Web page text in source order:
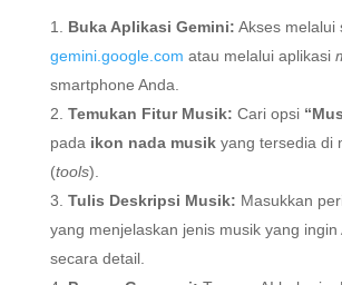
Buka Aplikasi Gemini: Akses melalui
gemini.google.com atau melalui aplikasi
smartphone Anda.
Temukan Fitur Musik: Cari opsi
pada ikon nada musikyang tersedia di
(tools).
Tulis Deskripsi Musik: Masukkan
yang menjelaskan jenis musik yang ingin
secara detail.